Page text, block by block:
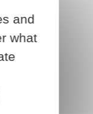
and
what